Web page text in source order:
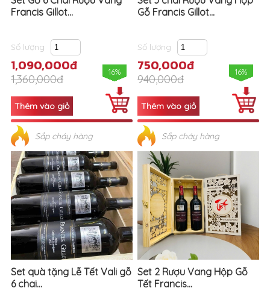
Francis Gillot...
Số lượng
1,090,000đ
1,360,000đ
16%
Sắp cháy hàng
Gỗ Francis Gillot...
Số lượng
750,000đ
940,000đ
16%
Sắp cháy hàng
Set quà tặng Lễ Tết Vali gỗ
6 chai...
Set 2 Rượu Vang Hộp Gỗ
Tết Francis...